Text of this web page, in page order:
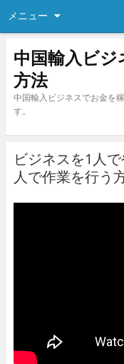
メニュー
中国輸入ビ
方法
中国輸入ビジネスでお金を
す。
ビジネスを1人
人で作業を行う